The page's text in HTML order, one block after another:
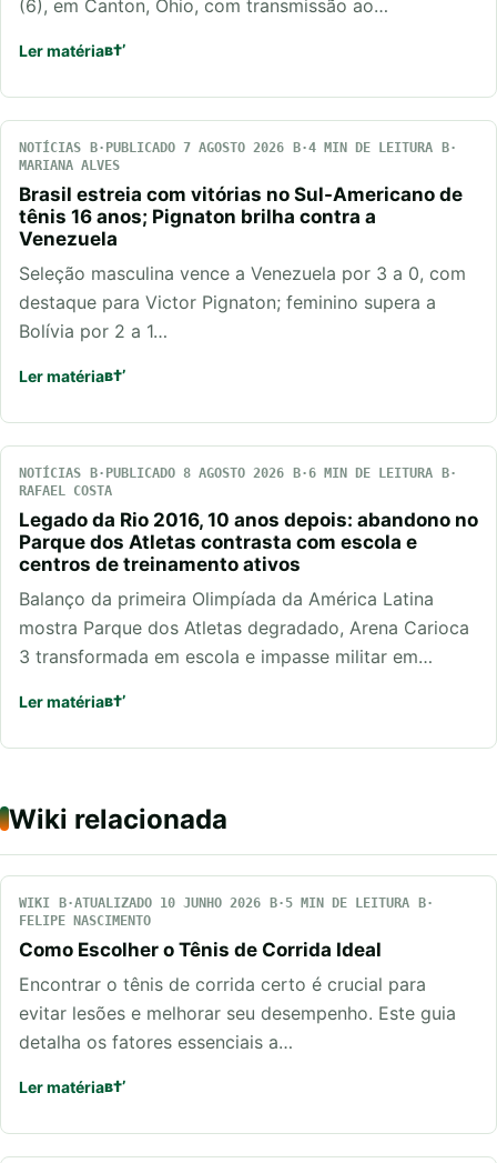
(6), em Canton, Ohio, com transmissão ao…
Ler matéria
NOTÍCIAS PUBLICADO 7 AGOSTO 2026
4 MIN DE LEITURA
MARIANA ALVES
Brasil estreia com vitórias no Sul-Americano de
tênis 16 anos; Pignaton brilha contra a
Venezuela
Seleção masculina vence a Venezuela por 3 a 0, com
destaque para Victor Pignaton; feminino supera a
Bolívia por 2 a 1…
Ler matéria
NOTÍCIAS PUBLICADO 8 AGOSTO 2026
6 MIN DE LEITURA
RAFAEL COSTA
Legado da Rio 2016, 10 anos depois: abandono no
Parque dos Atletas contrasta com escola e
centros de treinamento ativos
Balanço da primeira Olimpíada da América Latina
mostra Parque dos Atletas degradado, Arena Carioca
3 transformada em escola e impasse militar em…
Ler matéria
Wiki relacionada
WIKI ATUALIZADO 10 JUNHO 2026
5 MIN DE LEITURA
FELIPE NASCIMENTO
Como Escolher o Tênis de Corrida Ideal
Encontrar o tênis de corrida certo é crucial para
evitar lesões e melhorar seu desempenho. Este guia
detalha os fatores essenciais a…
Ler matéria